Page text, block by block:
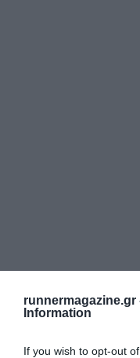
runnermagazine.gr
Information
If you wish to opt-out